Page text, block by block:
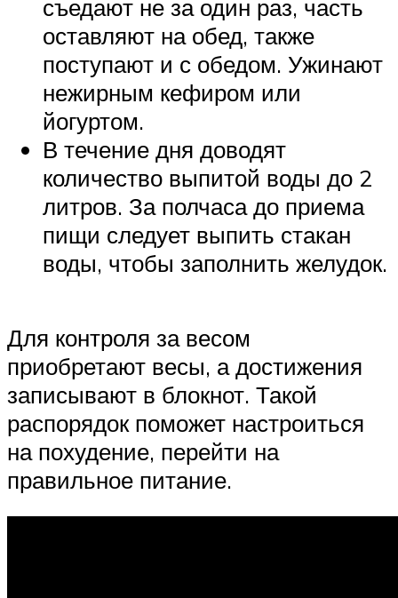
съедают не за один раз, часть
оставляют на обед, также
поступают и с обедом. Ужинают
нежирным кефиром или
йогуртом.
В течение дня доводят
количество выпитой воды до 2
литров. За полчаса до приема
пищи следует выпить стакан
воды, чтобы заполнить желудок.
Для контроля за весом
приобретают весы, а достижения
записывают в блокнот. Такой
распорядок поможет настроиться
на похудение, перейти на
правильное питание.